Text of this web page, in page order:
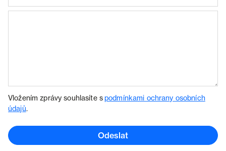
Vložením zprávy souhlasíte spodmínkami ochrany osobních
údajů.
Odeslat